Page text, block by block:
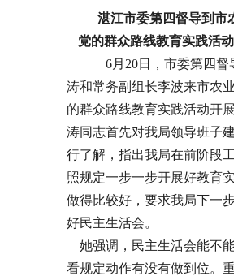
湛江市委第四督导到市
党的群众路线教育实践活
6月20日，市委第四督
涛和常务副组长李波来市农
的群众路线教育实践活动开
涛同志首先对我局领导班子
行了解，指出我局在前阶段
照规定一步一步开展好教育
做得比较好，要求我局下一
好民主生活会。
她强调，民主生活会能不
看规定动作有没有做到位。